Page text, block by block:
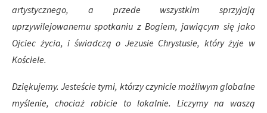
artystycznego, a przede wszystkim sprzyjają
uprzywilejowanemu spotkaniu z Bogiem, jawiącym się jako
Ojciec życia, i świadczą o Jezusie Chrystusie, który żyje w
Kościele.
Dziękujemy. Jesteście tymi, którzy czynicie możliwym globalne
myślenie, chociaż robicie to lokalnie. Liczymy na waszą